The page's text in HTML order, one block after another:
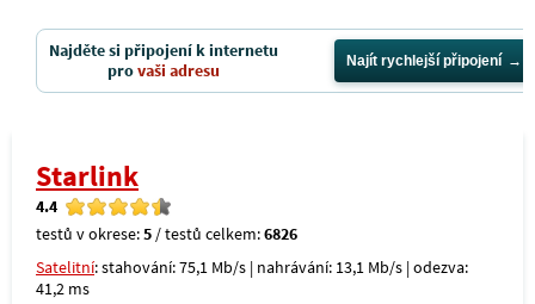
Najděte si připojení k internetu
provaši adresu Najít rychlejší připojení
Starlink
4.4
testů v okrese:5 / testů celkem:6826
Satelitní: stahování: 75,1 Mb/s | nahrávání: 13,1 Mb/s | odezva:
41,2 ms